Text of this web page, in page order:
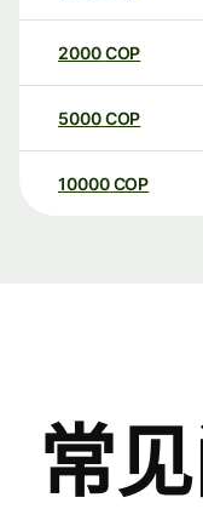
2000COP
5000COP
10000 COP
常